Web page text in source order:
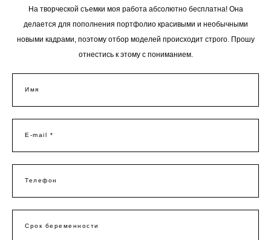
На творческой съемки моя работа абсолютно бесплатна! Она
делается для пополнения портфолио красивыми и необычными
новыми кадрами, поэтому отбор моделей происходит строго. Прошу
отнестись к этому с пониманием.
Имя
E-mail *
Телефон
Срок беременности